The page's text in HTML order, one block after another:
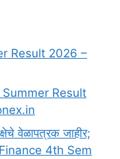
Result 2026 –
Result
वेळापत्रक जाहीर;
4th Sem